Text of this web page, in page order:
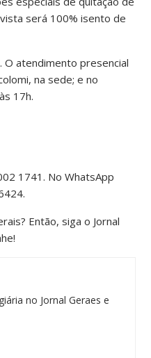
será 100% isento de
atendimento presencial
na sede; e no
17h.
1741. No WhatsApp
Então, siga o Jornal
no Jornal Geraes e